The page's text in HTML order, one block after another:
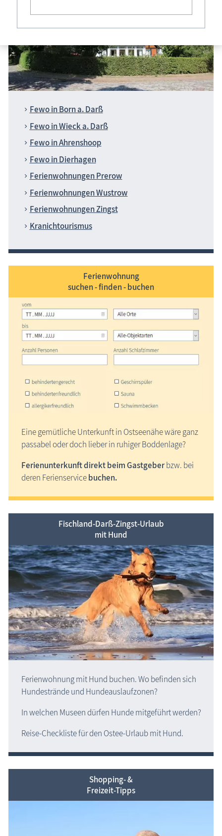
Ferienwohnungen, Ferienhäuser Fischland-Darß-Zingst
Ferienwohnung Fischland-Darß-Zingst suchen - finden -
buchen
Fewo in Born a. Darß
Fewo in Wieck a. Darß
Fewo in Ahrenshoop
Fewo in Dierhagen
Ferienwohnungen Prerow
Ferienwohnungen Wustrow
Ferienwohnungen Zingst
Kranichtourismus
Ferienwohnung
suchen - finden - buchen
Eine gemütliche Unterkunft in Ostsee­nähe wäre ganz
passabel oder doch lieber in ruhiger Boddenlage?
Ferien­unter­kunft direkt beim Gastgeberbzw. bei
deren Ferien­servicebuchen.
Fischland-Darß-Zingst-Urlaub
mit Hund
Ferienwohnung mit Hund buchen. Wo befinden sich
Hundestrände und Hundeauslaufzonen?
In welchen Museen dürfen Hunde mitgeführt werden?
Reise-Checkliste für den Ostee-Urlaub mit Hund.
Shopping- &
Freizeit-Tipps